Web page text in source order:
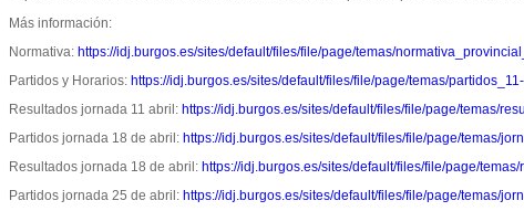
Más información:
Normativa: https://idj.burgos.es/sites/default/files/file/page/temas/
Partidos y Horarios: https://idj.burgos.es/sites/default/files/file/page/temas/
Resultados jornada 11 abril: https://idj.burgos.es/sites/default/files/file/page/temas/
Partidos jornada 18 de abril: https://idj.burgos.es/sites/default/files/file/page/temas/
Resultados jornada 18 de abril: https://idj.burgos.es/sites/default/files/file/page/
Partidos jornada 25 de abril: https://idj.burgos.es/sites/default/files/file/page/temas/